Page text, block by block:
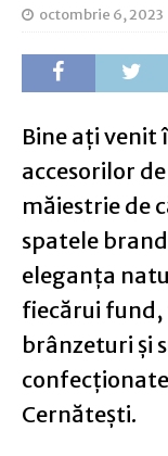
octombrie 6, 2023
Bine ați venit
accesorilor
măiestrie de
spatele
eleganța
fiecărui
brânzeturi și
Cernătești.